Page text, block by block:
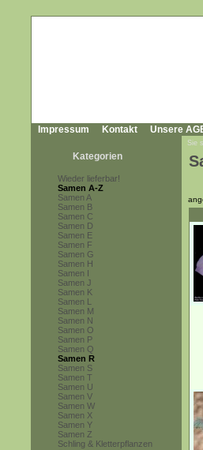
Impressum Kontakt Unsere
Kategorien
Wieder lieferbar!
Samen A-Z
Samen A
Samen B
Samen C
Samen D
Samen E
Samen F
Samen G
Samen H
Samen I
Samen J
Samen K
Samen L
Samen M
Samen N
Samen O
Samen P
Samen Q
Samen R
Samen S
Samen T
Samen U
Samen V
Samen W
Samen X
Samen Y
Samen Z
Schling & Kletterpflanzen
Sie